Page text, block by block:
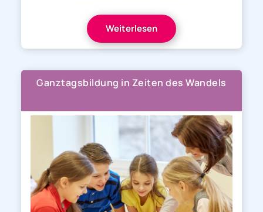
Weiterlesen
Ganztagsbildung in Zeiten des Wandels